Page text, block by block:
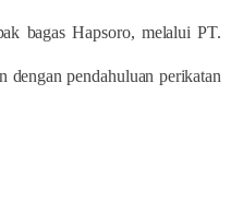
bagas Hapsoro, melalui PT.
dengan pendahuluan perikatan